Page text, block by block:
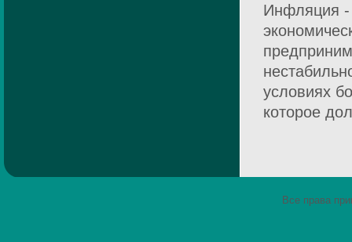
Инфляция -
условиях
которое
Все права